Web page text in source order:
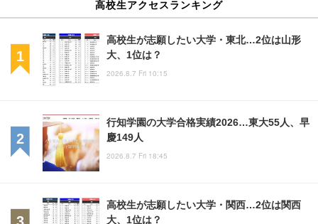
高校生アクセスランキング
高校生が志願したい大学・東北…2位は山形
大、1位は？
2026.8.7 Fri 10:15
行知学園の大学合格実績2026…東大55人、早
慶149人
2026.8.7 Fri 18:45
高校生が志願したい大学・関西…2位は関西
大、1位は？